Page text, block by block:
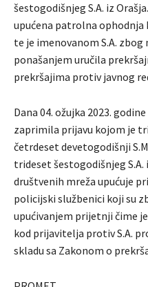
šestogodišnjeg S.A. iz
upućena patrolna ophodnja
te je imenovanom S.A. zbog
ponašanjem uručila
prekršajima protiv javnog
Dana 04. ožujka 2023.
zaprimila prijavu kojom je
četrdeset devetogodišnji
trideset šestogodišnjeg S.A.
društvenih mreža upućuje
policijski službenici koji su
upućivanjem prijetnji čime
kod prijavitelja protiv S.A.
skladu sa Zakonom o